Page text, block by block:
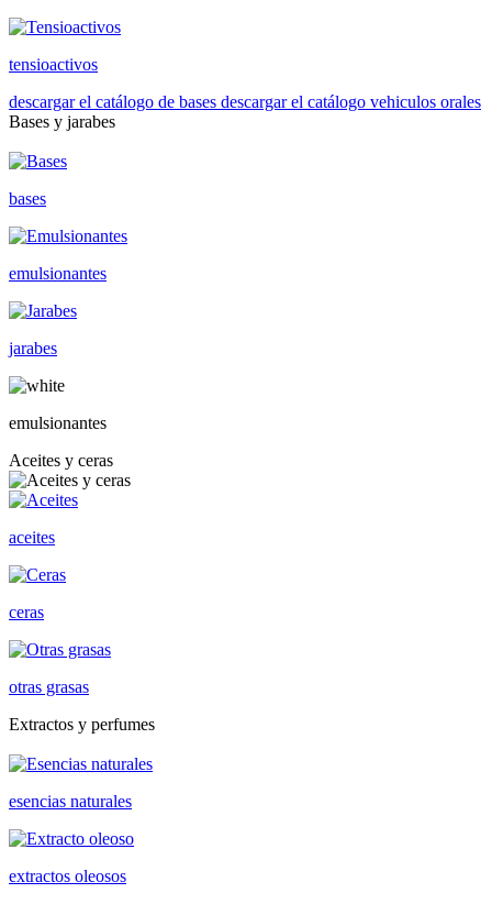
tensioactivos
descargar el catálogo de bases descargar el catálogo vehiculos orales
Bases y jarabes
bases
emulsionantes
jarabes
emulsionantes
Aceites y ceras
aceites
ceras
otras grasas
Extractos y perfumes
esencias naturales
extractos oleosos